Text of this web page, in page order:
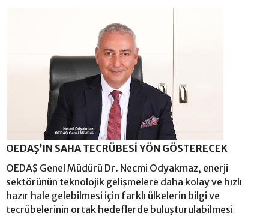
OEDAŞ’IN SAHA TECRÜBESİ YÖN GÖSTERECEK
OEDAŞ Genel Müdürü Dr. Necmi Odyakmaz, enerji
sektörünün teknolojik gelişmelere daha kolay ve hızlı
hazır hale gelebilmesi için farklı ülkelerin bilgi ve
tecrübelerinin ortak hedeflerde buluşturulabilmesi